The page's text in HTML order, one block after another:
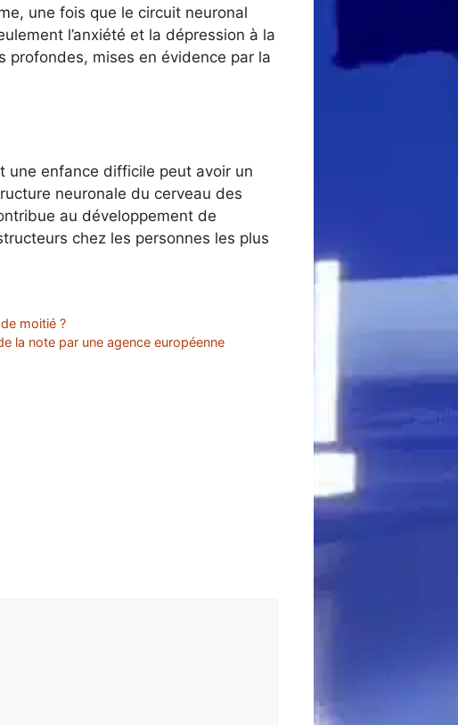
une fois que le circuit neuronal
l’anxiété et la dépression à la
profondes, mises en évidence par la
une enfance difficile peut avoir un
neuronale du cerveau des
au développement de
chez les personnes les plus
moitié ?
la note par une agence européenne